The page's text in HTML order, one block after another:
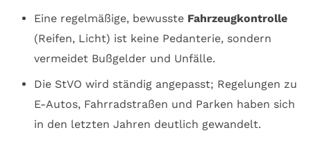
Eine regelmäßige, bewusste Fahrzeugkontrolle
(Reifen, Licht) ist keine Pedanterie, sondern
vermeidet Bußgelder und Unfälle.
Die StVO wird ständig angepasst; Regelungen zu
E-Autos, Fahrradstraßen und Parken haben sich
in den letzten Jahren deutlich gewandelt.